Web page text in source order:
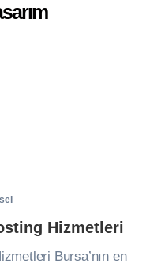
Hizmetleri
Bursa’nın en